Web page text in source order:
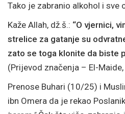
Tako je zabranio alkohol i sve
Kaže Allah, dž.š.: “O vjernici,
strelice za gatanje su
zato se toga klonite da biste
(Prijevod značenja – El-
Prenose Buhari (10/25) i
ibn Omera da je rekao